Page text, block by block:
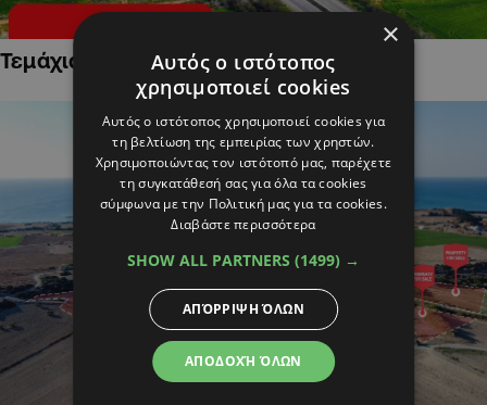
Τεμάχια Γης σε Οικιστικές Περιοχές
×
Αυτός ο ιστότοπος
χρησιμοποιεί cookies
Αυτός ο ιστότοπος χρησιμοποιεί cookies για
τη βελτίωση της εμπειρίας των χρηστών.
Χρησιμοποιώντας τον ιστότοπό μας, παρέχετε
τη συγκατάθεσή σας για όλα τα cookies
σύμφωνα με την Πολιτική μας για τα cookies.
Διαβάστε περισσότερα
SHOW ALL PARTNERS (1499) →
ΑΠΟΔΟΧΉ ΌΛΩΝ
ΑΠΌΡΡΙΨΗ ΌΛΩΝ